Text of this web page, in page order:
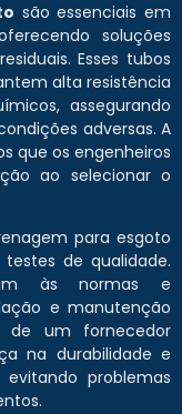
são essenciais em
soluções
Esses tubos
alta resistência
assegurando
adversas. A
que os engenheiros
ao selecionar o
para esgoto
de qualidade.
às normas e
e manutenção
de um fornecedor
na durabilidade e
problemas